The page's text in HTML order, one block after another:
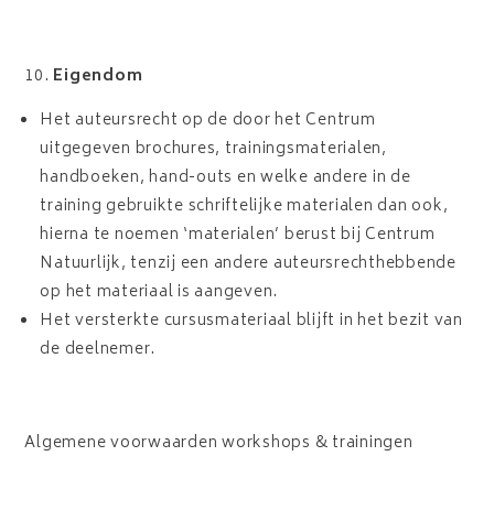
Eigendom
Het auteursrecht op de door het Centrum
uitgegeven brochures, trainingsmaterialen,
handboeken, hand-outs en welke andere in de
training gebruikte schriftelijke materialen dan ook,
hierna te noemen ‘materialen’ berust bij Centrum
Natuurlijk, tenzij een andere auteursrechthebbende
op het materiaal is aangeven.
Het versterkte cursusmateriaal blijft in het bezit van
de deelnemer.
Algemene voorwaarden workshops & trainingen